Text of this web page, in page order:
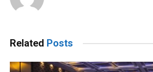
Related Posts